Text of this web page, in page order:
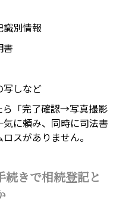
別情報
書
写しなど
ら「完了確認→写真撮影
に頼み、同時に司法書
スがありません。
続きで相続登記と